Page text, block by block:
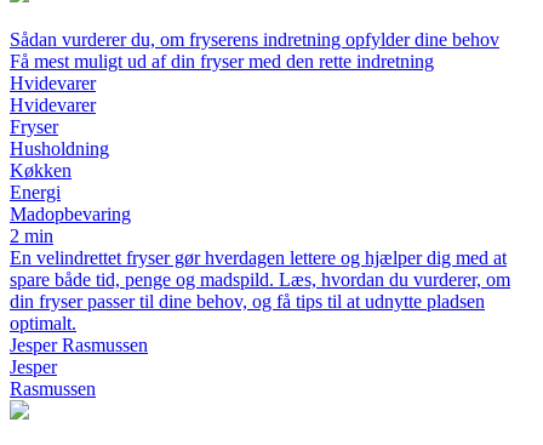
Sådan vurderer du, om fryserens indretning opfylder dine behov
Få mest muligt ud af din fryser med den rette indretning
Hvidevarer
Hvidevarer
Fryser
Husholdning
Køkken
Energi
Madopbevaring
2 min
En velindrettet fryser gør hverdagen lettere og hjælper dig med at
spare både tid, penge og madspild. Læs, hvordan du vurderer, om
din fryser passer til dine behov, og få tips til at udnytte pladsen
optimalt.
Jesper Rasmussen
Jesper
Rasmussen